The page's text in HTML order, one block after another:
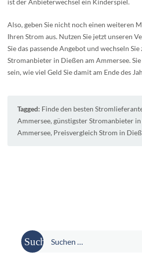
ist der Anbieterwechsel ein Kinderspiel.
Also, geben Sie nicht noch einen weiteren
Ihren Strom aus. Nutzen Sie jetzt unseren
Sie das passende Angebot und wechseln
Stromanbieter in Dießen am Ammersee.
sein, wie viel Geld Sie damit am Ende des
Tagged: Finde den besten
Ammersee, günstigster Stromanbieter
Ammersee, Preisvergleich Strom in
Suche
nach: